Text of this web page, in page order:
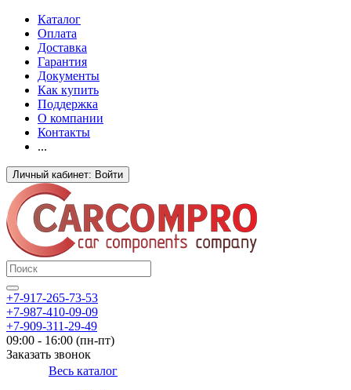
Каталог
Оплата
Доставка
Гарантия
Документы
Как купить
Поддержка
О компании
Контакты
...
Личный кабинет: Войти
+7-917-265-73-53
+7-987-410-09-09
+7-909-311-29-49
09:00 - 16:00 (пн-пт)
Заказать звонок
Весь каталог